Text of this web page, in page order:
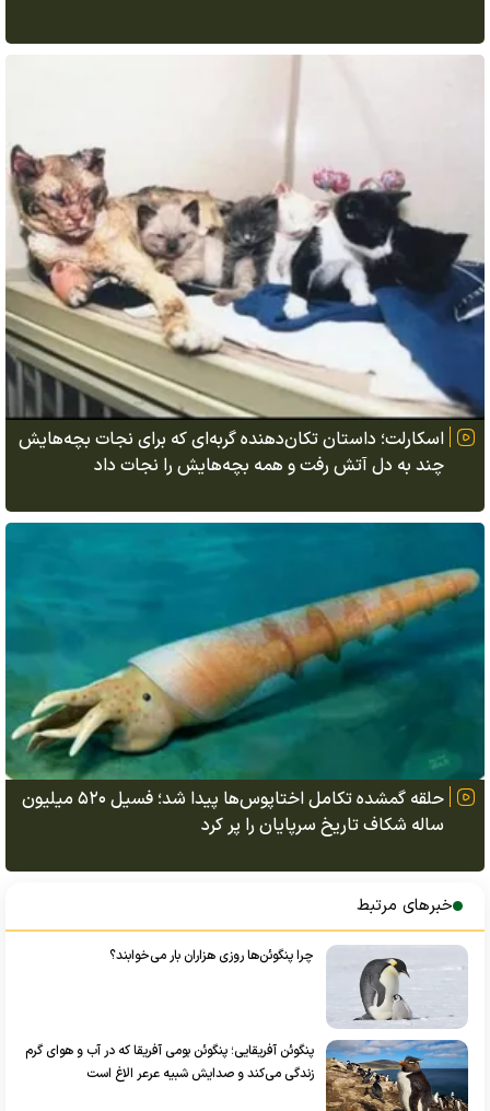
اسکارلت؛ داستان تکان‌دهنده گربه‌ای که برای نجات بچه‌هایش
چند به دل آتش رفت و همه بچه‌هایش را نجات داد
حلقه گمشده تکامل اختاپوس‌ها پیدا شد؛ فسیل ۵۲۰ میلیون
ساله شکاف تاریخ سرپایان را پر کرد
خبرهای مرتبط
چرا پنگوئن‌ها روزی هزاران بار می‌خوابند؟
پنگوئن آفریقایی؛ پنگوئن بومی آفریقا که در آب و هوای گرم
زندگی می‌کند و صدایش شبیه عرعر الاغ است